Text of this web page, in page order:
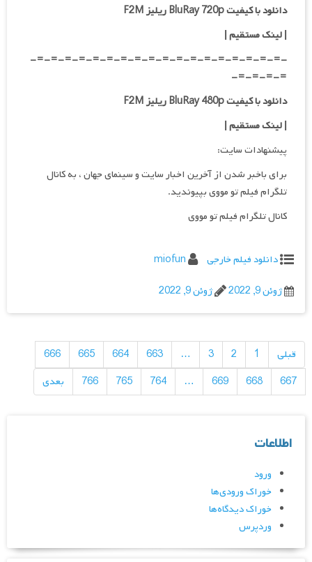
دانلود با کیفیت BluRay 720p ریلیز F2M
| لینک مستقیم|
-=-=-=-=-=-=-=-=-=-=-=-=-=-=-=-=-=-=-
=-=-=-=-
دانلود با کیفیت BluRay 480p ریلیز F2M
| لینک مستقیم|
پیشنهادات سایت:
برای باخبر شدن از آخرین اخبار سایت و سینمای جهان ، به کانال
تلگرام فیلم تو مووی بپیوندید.
کانال تلگرام فیلم تو مووی
دانلود فیلم خارجی
miofun
ژوئن 9, 2022
ژوئن 9, 2022
راهبری
نوشته‌ها
قبلی 1
2
3
…
663
664
665
666
667
668
669
…
764
765
766 بعدی
اطلاعات
ورود
خوراک ورودی‌ها
خوراک دیدگاه‌ها
وردپرس